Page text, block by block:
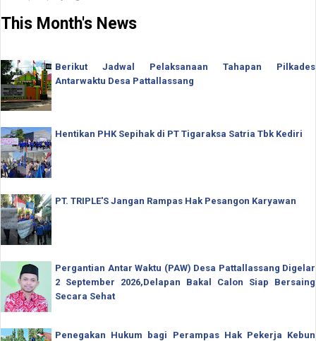
This Month's News
Berikut Jadwal Pelaksanaan Tahapan Pilkades
Antarwaktu Desa Pattallassang
Hentikan PHK Sepihak di PT Tigaraksa Satria Tbk Kediri
PT. TRIPLE'S Jangan Rampas Hak Pesangon Karyawan
Pergantian Antar Waktu (PAW) Desa Pattallassang Digelar
2 September 2026,Delapan Bakal Calon Siap Bersaing
Secara Sehat
Penegakan Hukum bagi Perampas Hak Pekerja Kebun